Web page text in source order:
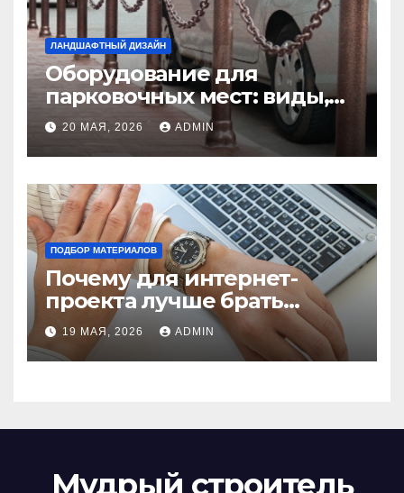
ЛАНДШАФТНЫЙ ДИЗАЙН
Оборудование для
парковочных мест: виды,
функции и нормы
установки
20 МАЯ, 2026 ADMIN
ПОДБОР МАТЕРИАЛОВ
Почему для интернет-
проекта лучше брать
отдельный сервер:
преимущества и ключевые
аспекты
19 МАЯ, 2026 ADMIN
Мудрый строитель